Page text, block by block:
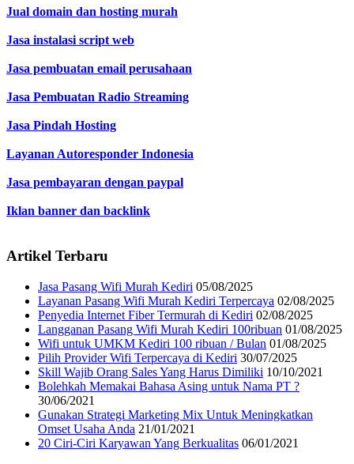
Jual domain dan hosting murah
Jasa instalasi script web
Jasa pembuatan email perusahaan
Jasa Pembuatan Radio Streaming
Jasa Pindah Hosting
Layanan Autoresponder Indonesia
Jasa pembayaran dengan paypal
Iklan banner dan backlink
Artikel Terbaru
Jasa Pasang Wifi Murah Kediri 05/08/2025
Layanan Pasang Wifi Murah Kediri Terpercaya 02/08/2025
Penyedia Internet Fiber Termurah di Kediri 02/08/2025
Langganan Pasang Wifi Murah Kediri 100ribuan 01/08/2025
Wifi untuk UMKM Kediri 100 ribuan / Bulan 01/08/2025
Pilih Provider Wifi Terpercaya di Kediri 30/07/2025
Skill Wajib Orang Sales Yang Harus Dimiliki 10/10/2021
Bolehkah Memakai Bahasa Asing untuk Nama PT ?
30/06/2021
Gunakan Strategi Marketing Mix Untuk Meningkatkan
Omset Usaha Anda 21/01/2021
20 Ciri-Ciri Karyawan Yang Berkualitas 06/01/2021